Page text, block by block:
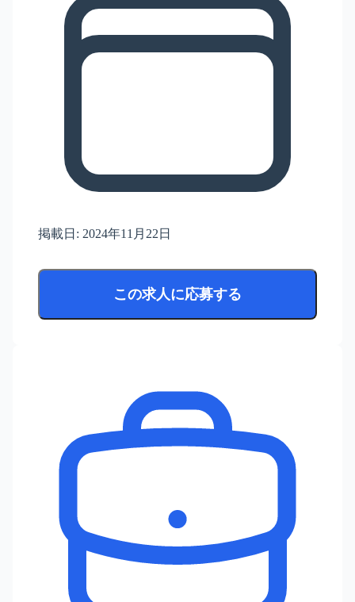
掲載日: 2024年11月22日
この求人に応募する